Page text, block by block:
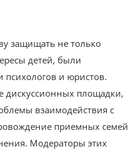
защищать не только
детей, были
психологов и юристов.
дискуссионных площадки,
взаимодействия с
приемных семей
Модераторы этих